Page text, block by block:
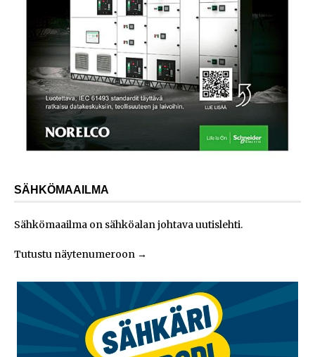
SÄHKÖMAAILMA
Sähkömaailma on sähköalan johtava uutislehti.
Tutustu näytenumeroon →